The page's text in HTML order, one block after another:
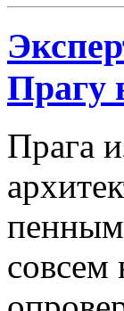
Прагу
Прага
пенным
совсем